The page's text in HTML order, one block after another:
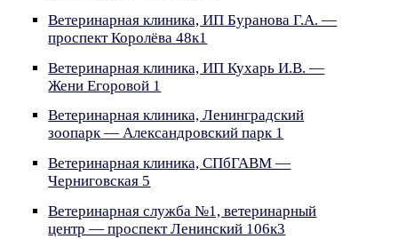
Ветеринарная клиника, ИП Буранова Г.А. —
проспект Королёва 48к1
Ветеринарная клиника, ИП Кухарь И.В. —
Жени Егоровой 1
Ветеринарная клиника, Ленинградский
зоопарк — Александровский парк 1
Ветеринарная клиника, СПбГАВМ —
Черниговская 5
Ветеринарная служба №1, ветеринарный
центр — проспект Ленинский 106к3